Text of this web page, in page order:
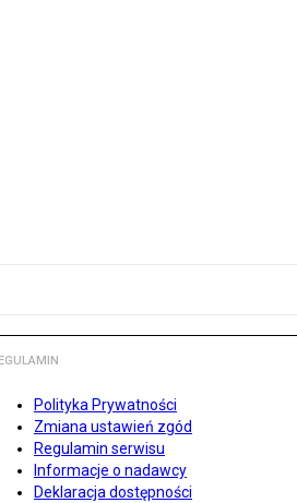
Polityka Prywatności
Zmiana ustawień zgód
Regulamin serwisu
Informacje o nadawcy
Deklaracja dostępności